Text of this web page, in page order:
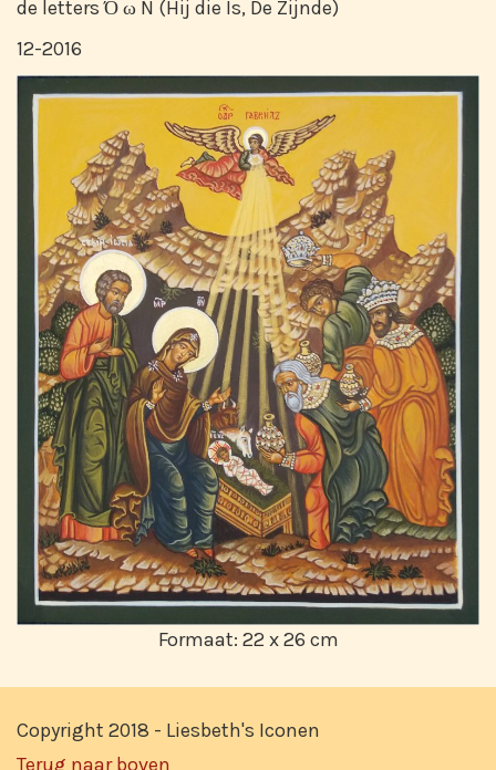
de letters Ό ω N (Hij die Is, De Zijnde)
12-2016
Formaat: 22 x 26 cm
Copyright 2018 - Liesbeth's Iconen
Terug naar boven